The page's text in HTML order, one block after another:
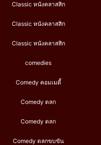
Classic หนังคลาสสิก
Classic หนังคลาสสิก
Classic หนังคลาสสิก
comedies
Comedy คอมเมดี้
Comedy ตลก
Comedy ตลก
Comedy ตลกขบขัน